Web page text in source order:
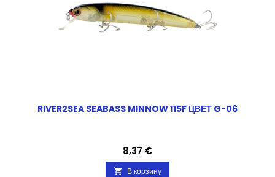
RIVER2SEA SEABASS MINNOW 115F ЦВЕТ G-06
Цена
8,37 €
 В корзину